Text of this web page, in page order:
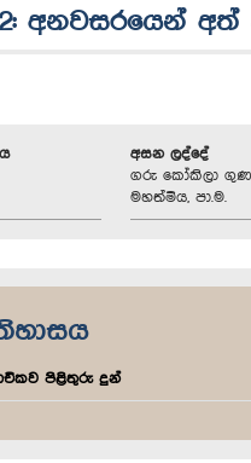
අනවසරයෙන්
අසන ලද්දේ
ගරු කෝකිලා
මහත්මිය, පා.ම.
පිළිතුරු දුන්